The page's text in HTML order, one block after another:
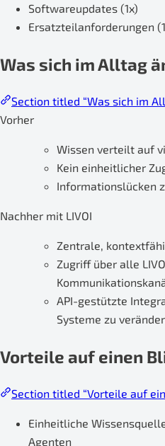
Softwareupdates (1x)
Ersatzteilanforderungen
Was sich im Alltag
Section titled “Was sich im
Vorher
Wissen verteilt auf
Kein einheitlicher
Informationslücken
Nachher mit LIVOI
Zentrale,
Zugriff über alle
API-gestützte
Systeme zu
Vorteile auf einen
Section titled “Vorteile auf
Einheitliche
Agenten